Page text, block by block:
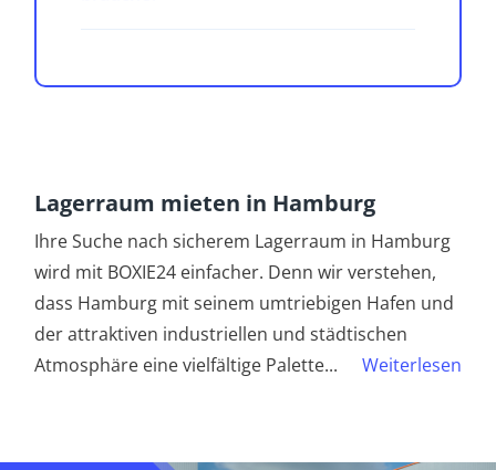
Lagerraum mieten in Hamburg
Ihre Suche nach sicherem Lagerraum in Hamburg
wird mit BOXIE24 einfacher. Denn wir verstehen,
dass Hamburg mit seinem umtriebigen Hafen und
der attraktiven industriellen und städtischen
Atmosphäre eine vielfältige Palette... Weiterlesen